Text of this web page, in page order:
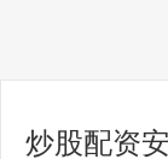
炒股配资